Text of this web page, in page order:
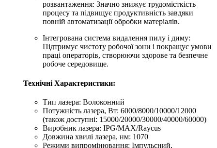
розвантаження: Значно знижує трудомісткість
процесу та підвищує продуктивність завдяки
повній автоматизації обробки матеріалів.
Інтегрована система видалення пилу і диму:
Підтримує чистоту робочої зони і покращує умови
праці операторів, створюючи здорове та безпечне
робоче середовище.
Технічні Характеристики:
Тип лазера: Волоконний
Потужність лазера, Вт: 6000/8000/10000/12000
(також доступні: 15000/20000/30000/40000/60000)
Виробник лазера: IPG/MAX/Raycus
Довжина хвилі лазера, нм: 1070
Режими випромінювання: Імпульсний,